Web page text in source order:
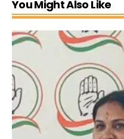
You Might Also Like